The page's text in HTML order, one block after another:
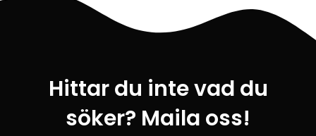
Hittar du inte vad du
söker? Maila oss!